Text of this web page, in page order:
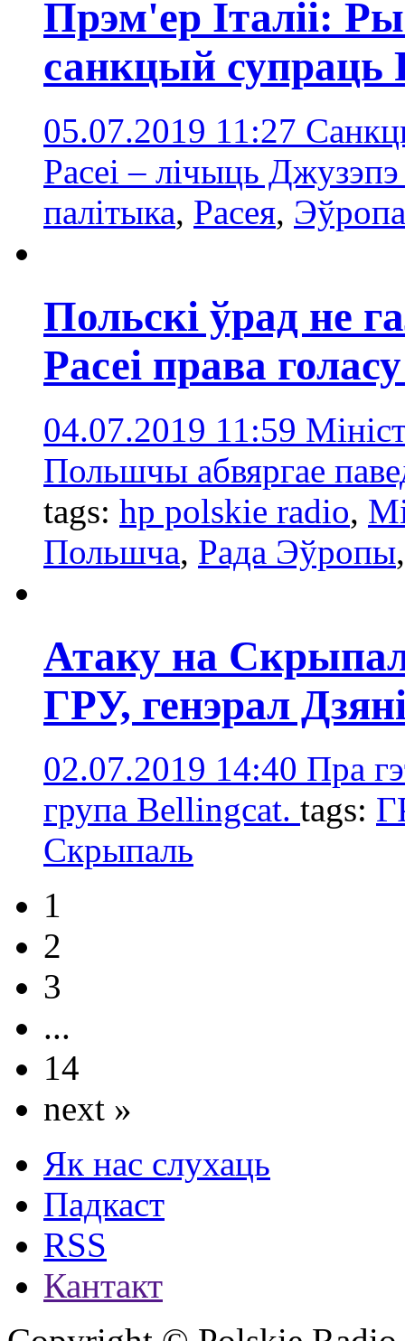
Прэм'ер Італіі:
санкцый
05.07.2019 11:27
Расеі – лічыць
палітыка, Расея, Эўропa
Польскі ўрад не
Расеі права
04.07.2019 11:59
Польшчы абвяргае
tags: hp polskie radio,
Польшчa, Радa Эўропы
Атаку на
ГРУ, генэрал
02.07.2019 14:40 Пра
група Bellingcat. tags:
Скрыпаль
1
2
3
...
14
next »
Як нас слухаць
Падкаст
RSS
Кантакт